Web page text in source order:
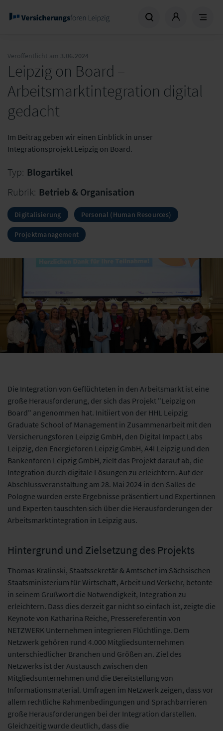
Veröffentlicht am 3.06.2024
Leipzig on Board –
Arbeitsmarktintegration digital
gedacht
Im Beitrag geben wir einen Einblick in unser
Integrationsprojekt Leipzig on Board.
Typ: Blogartikel
Rubrik: Betrieb & Organisation
Digitalisierung Personal (Human Resources)
Projektmanagement
Die Integration von Geflüchteten in den Arbeitsmarkt ist eine
große Herausforderung, der sich das Projekt "Leipzig on
Board" angenommen hat. Initiiert von der HHL Leipzig
Graduate School of Management in Zusammenarbeit mit den
Versicherungsforen Leipzig GmbH, den Digital Impact Labs
Leipzig, den Energieforen Leipzig GmbH, A4I Leipzig und den
Bankenforen Leipzig GmbH, zielt das Projekt darauf ab, die
Integration durch digitale Lösungen zu erleichtern. Auf der
Abschlussveranstaltung am 28. Mai 2024 in den Salles de
Pologne wurden erste Ergebnisse präsentiert und Expertinnen
und Experten tauschten sich über die Herausforderungen der
Arbeitsmarktintegration in Leipzig aus.
Hintergrund und Zielsetzung des Projekts
Thomas Kralinski, Staatssekretär & Amtschef im Sächsischen
Staatsministerium für Wirtschaft, Arbeit und Verkehr, betonte
in seinem Grußwort die Notwendigkeit, Integration zu
erleichtern. Dass dies derzeit gar nicht so einfach ist, zeigte die
Keynote von Katharina Reiche, Pressereferentin von
NETZWERK Unternehmen integrieren Flüchtlinge. Dem
Netzwerk gehören rund 4.000 Mitgliedsunternehmen
unterschiedlicher Branchen und Größen an. Ziel des
Netzwerks ist der Austausch zwischen den
Mitgliedsunternehmen und die Bereitstellung von
Informationsmaterial. Umfragen im Netzwerk zeigen, dass vor
allem rechtliche Rahmenbedingungen und Sprachbarrieren
große Herausforderungen bei der Integration darstellen.
Gleichzeitig wurde deutlich, dass die